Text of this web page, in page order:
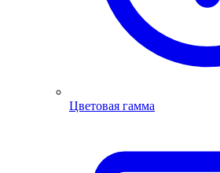
Цветовая гамма